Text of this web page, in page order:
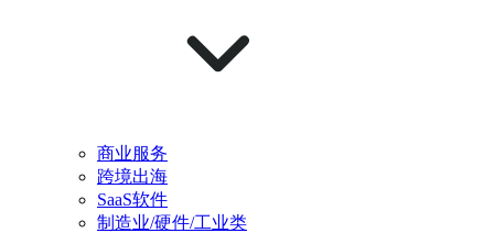
商业服务
跨境出海
SaaS软件
制造业/硬件/工业类